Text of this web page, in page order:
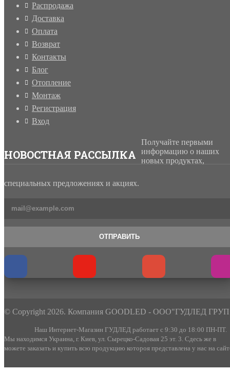
Распродажа
Доставка
Оплата
Возврат
Контакты
Блог
Отопление
Монтаж
Регистрация
Вход
НОВОСТНАЯ РАССЫЛКА
Получайте первыми
информацию о наших
новых продуктах,
специальных предложениях и акциях.
ОТПРАВИТЬ
© Copyright 2026. Компания GOODLED - ООО"ГУДЛЕД
Наш Интернет-Магазин ГУДЛЕД работает с 9:30 до 18:00 ПН-ПТ.
Мы находимся Украина, г. Киев, ул. Сырецко-Садовая 25 эт. 3. Сдесь же в
можете заказать и купить всю продукцию котороя представлена у нас на